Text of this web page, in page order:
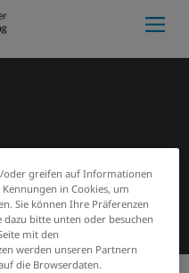
oder greifen auf Informationen
in Cookies, um
Sie können Ihre Präferenzen
dazu bitte unten oder besuchen
mit den
werden unseren Partnern
die Browserdaten.